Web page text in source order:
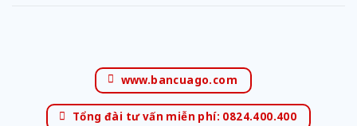
www.bancuago.com
Tổng đài tư vấn miễn phí: 0824.400.400